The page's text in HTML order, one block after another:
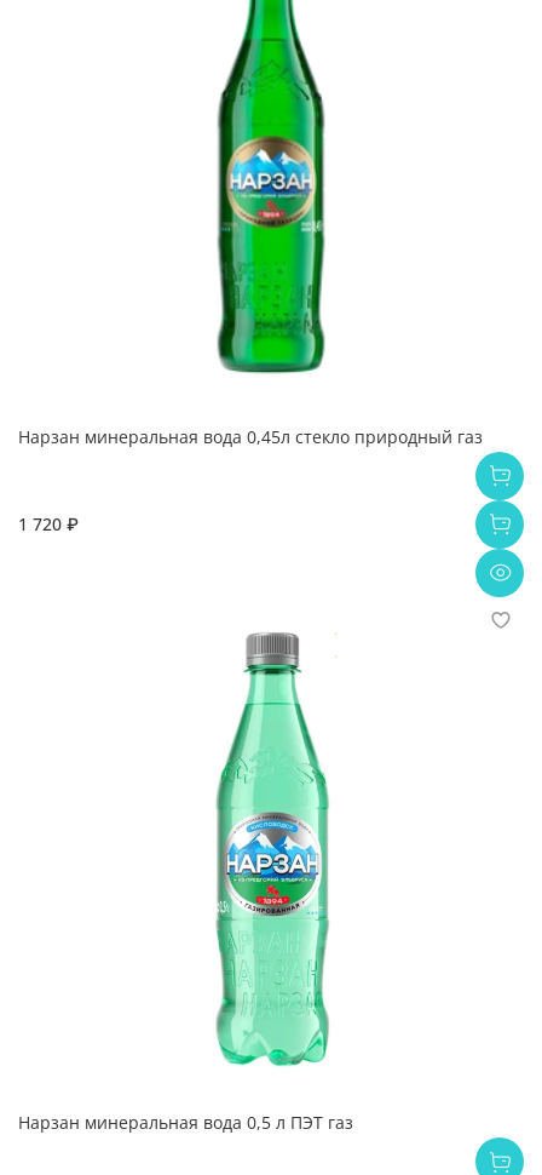
Нарзан минеральная вода 0,45л стекло природный газ
1 720 ₽
Нарзан минеральная вода 0,5 л ПЭТ газ